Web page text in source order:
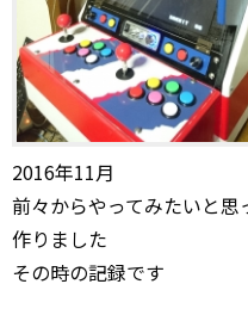
2016年11月
前々からやってみたいと
作りました
その時の記録です